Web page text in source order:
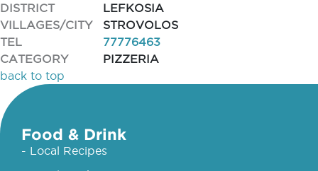
DISTRICT
LEFKOSIA
VILLAGES/CITY
STROVOLOS
TEL
77776463
CATEGORY
PIZZERIA
back to top
Food & Drink
- Local Recipes